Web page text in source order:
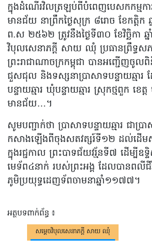
ក្នុងដំណើរវិលត្រឡប់ពីបំពេញបេសកកម្មការ
មានជ័យ នាព្រឹកថ្ងៃសុក្រ ៨រោច ខែកត្តិក
ព.ស ២៥៦២ ត្រូវនឹងថ្ងៃទី៣០ ខែវិច្ឆិកា ឆ្
វិបុលសេនាភក្តី សាយ ឈុំ ប្រធានព្រឹទ្ធសភ
ព្រះរាជាណាចក្រកម្ពុជា បានអញ្ជើញចូលពិនិ
ជួសជុល និងទស្សនាប្រាសាទបន្ទាយឆ្មារ
បន្ទាយឆ្មារ ឃុំបន្ទាយឆ្មារ ស្រុកថ្មពួក ខេត្
មានជ័យ…។
សូមបញ្ជាក់ថា ប្រាសាទបន្ទាយឆ្មារ ជាប្រ
កសាងឡើងពីចុងសតវត្សរ៍ទី១២ ដល់ដើម
ក្នុងរជ្ជកាល ព្រះបាទជ័យវរ្ម័នទី៧ ដើម្បី
មេទ័ព៤នាក់ របស់ព្រះអង្គ ដែលបានពលី
ភូមិប្រយុទ្ធដេញទ័ពចាមនាឆ្នាំ១១៧៧។
អត្ថបទពាក់ព័ន្ធ ៖
សម្តេចវិបុលសេនាភក្តី សាយ ឈុំ